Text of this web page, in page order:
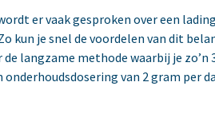
er vaak gesproken over een
kun je snel de voordelen van dit
langzame methode waarbij je
van 2 gram per